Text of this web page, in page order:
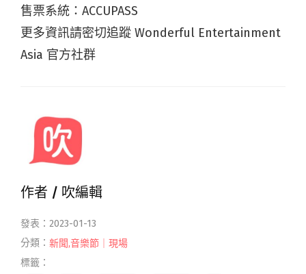
售票系統：ACCUPASS
更多資訊請密切追蹤 Wonderful Entertainment
Asia 官方社群
作者 / 吹編輯
發表：2023-01-13
分類： 新聞,音樂節｜現場
標籤：